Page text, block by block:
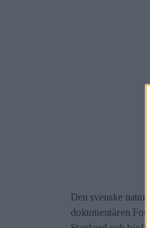
Den svenske
dokumentären